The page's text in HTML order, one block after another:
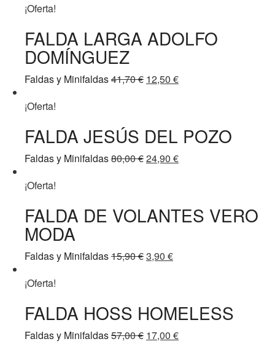
¡Oferta!
FALDA LARGA ADOLFO
DOMÍNGUEZ
Faldas y Minifaldas41,70€ El
41,70 €.
12,50 €El
12,50 €.
¡Oferta!
FALDA JESÚS DEL POZO
Faldas y Minifaldas80,00€El
80,00 €.
24,90 €El
24,90 €.
¡Oferta!
FALDA DE VOLANTES VERO
MODA
Faldas y Minifaldas15,90€El
15,90 €.
3,90 €El
3,90 €.
¡Oferta!
FALDA HOSS HOMELESS
Faldas y Minifaldas57,00€ El
17,00 €El